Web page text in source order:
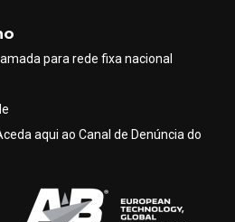
para rede fixa nacional
aqui ao Canal de Denúncia do